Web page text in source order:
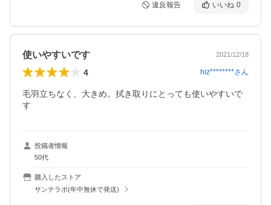
違反報告 いいね 0
使いやすいです 2021/12/18
4 hiz********さん
毛羽立ちなく、大きめ。拭き取りにとっても使いやすいで
す
投稿者情報
50代
購入したストア
サンテラボ(年中無休で発送)